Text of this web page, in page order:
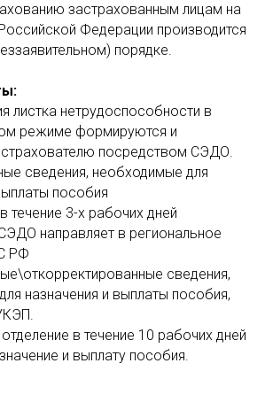
застрахованным лицам на
Федерации производится
порядке.
листка нетрудоспособности в
режиме формируются и
страхователю посредством СЭДО.
сведения, необходимые для
пособия
течение 3-х рабочих дней
направляет в региональное
РФ
сведения,
назначения и выплаты пособия,
в течение 10 рабочих дней
и выплату пособия.